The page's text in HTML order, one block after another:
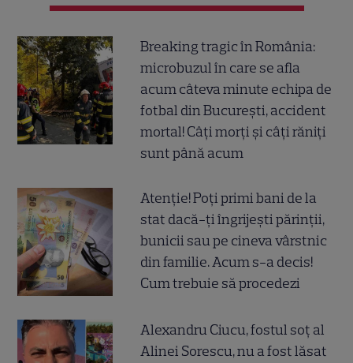
Breaking tragic în România:
microbuzul în care se afla
acum câteva minute echipa de
fotbal din București, accident
mortal! Câți morți și câți răniți
sunt până acum
Atenție! Poți primi bani de la
stat dacă-ți îngrijești părinții,
bunicii sau pe cineva vârstnic
din familie. Acum s-a decis!
Cum trebuie să procedezi
Alexandru Ciucu, fostul soț al
Alinei Sorescu, nu a fost lăsat